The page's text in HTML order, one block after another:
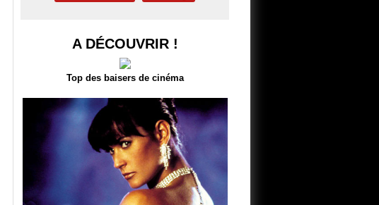
A DÉCOUVRIR !
Top des baisers de cinéma